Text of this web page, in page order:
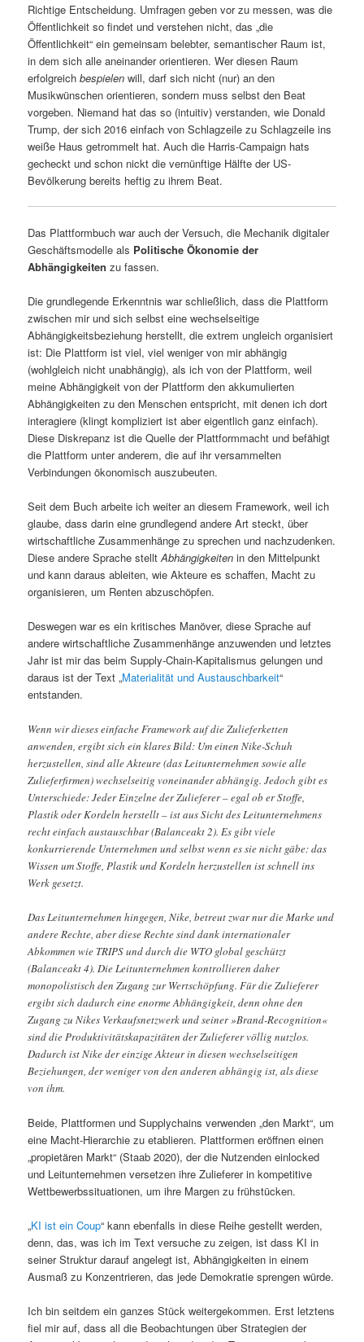
Richtige Entscheidung. Umfragen geben vor zu messen, was die
Öffentlichkeit so findet und verstehen nicht, das „die
Öffentlichkeit“ ein gemeinsam belebter, semantischer Raum ist,
in dem sich alle aneinander orientieren. Wer diesen Raum
erfolgreichbespielen will, darf sich nicht (nur) an den
Musikwünschen orientieren, sondern muss selbst den Beat
vorgeben. Niemand hat das so (intuitiv) verstanden, wie Donald
Trump, der sich 2016 einfach von Schlagzeile zu Schlagzeile ins
weiße Haus getrommelt hat. Auch die Harris-Campaign hats
gecheckt und schon nickt die vernünftige Hälfte der US-
Bevölkerung bereits heftig zu ihrem Beat.
Das Plattformbuch war auch der Versuch, die Mechanik digitaler
Geschäftsmodelle als Politische Ökonomie der
Abhängigkeiten zu fassen.
Die grundlegende Erkenntnis war schließlich, dass die Plattform
zwischen mir und sich selbst eine wechselseitige
Abhängigkeitsbeziehung herstellt, die extrem ungleich organisiert
ist: Die Plattform ist viel, viel weniger von mir abhängig
(wohlgleich nicht unabhängig), als ich von der Plattform, weil
meine Abhängigkeit von der Plattform den akkumulierten
Abhängigkeiten zu den Menschen entspricht, mit denen ich dort
interagiere (klingt kompliziert ist aber eigentlich ganz einfach).
Diese Diskrepanz ist die Quelle der Plattformmacht und befähigt
die Plattform unter anderem, die auf ihr versammelten
Verbindungen ökonomisch auszubeuten.
Seit dem Buch arbeite ich weiter an diesem Framework, weil ich
glaube, dass darin eine grundlegend andere Art steckt, über
wirtschaftliche Zusammenhänge zu sprechen und nachzudenken.
Diese andere Sprache stelltAbhängigkeiten in den Mittelpunkt
und kann daraus ableiten, wie Akteure es schaffen, Macht zu
organisieren, um Renten abzuschöpfen.
Deswegen war es ein kritisches Manöver, diese Sprache auf
andere wirtschaftliche Zusammenhänge anzuwenden und letztes
Jahr ist mir das beim Supply-Chain-Kapitalismus gelungen und
daraus ist der Text „Materialität und Austauschbarkeit“
entstanden.
Wenn wir dieses einfache Framework auf die Zulieferketten
anwenden, ergibt sich ein klares Bild: Um einen Nike-Schuh
herzustellen, sind alle Akteure (das Leitunternehmen sowie alle
Zulieferfirmen) wechselseitig voneinander abhängig. Jedoch gibt es
Unterschiede: Jeder Einzelne der Zulieferer – egal ob er Stoffe,
Plastik oder Kordeln herstellt – ist aus Sicht des Leitunternehmens
recht einfach austauschbar (Balanceakt 2). Es gibt viele
konkurrierende Unternehmen und selbst wenn es sie nicht gäbe: das
Wissen um Stoffe, Plastik und Kordeln herzustellen ist schnell ins
Werk gesetzt.
Das Leitunternehmen hingegen, Nike, betreut zwar nur die Marke und
andere Rechte, aber diese Rechte sind dank internationaler
Abkommen wie TRIPS und durch die WTO global geschützt
(Balanceakt 4). Die Leitunternehmen kontrollieren daher
monopolistisch den Zugang zur Wertschöpfung. Für die Zulieferer
ergibt sich dadurch eine enorme Abhängigkeit, denn ohne den
Zugang zu­ Nikes Verkaufsnetzwerk und seiner »Brand-Recognition«
sind die Produktivitätskapazitäten der Zulieferer völlig nutzlos.
Dadurch ist Nike der einzige Akteur in diesen wechselseitigen
Beziehungen, der weniger von den anderen abhängig ist, als diese
von ihm.
Beide, Plattformen und Supplychains verwenden „den Markt“, um
eine Macht-Hierarchie zu etablieren. Plattformen eröffnen einen
„propietären Markt“ (Staab 2020), der die Nutzenden einlocked
und Leitunternehmen versetzen ihre Zulieferer in kompetitive
Wettbewerbssituationen, um ihre Margen zu frühstücken.
„KI ist ein Coup“ kann ebenfalls in diese Reihe gestellt werden,
denn, das, was ich im Text versuche zu zeigen, ist dass KI in
seiner Struktur darauf angelegt ist, Abhängigkeiten in einem
Ausmaß zu Konzentrieren, das jede Demokratie sprengen würde.
Ich bin seitdem ein ganzes Stück weitergekommen. Erst letztens
fiel mir auf, dass all die Beobachtungen über Strategien der